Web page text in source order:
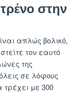
τρένο στην
απλώς βολικό,
τον εαυτό
της
σε λόφους
με 300